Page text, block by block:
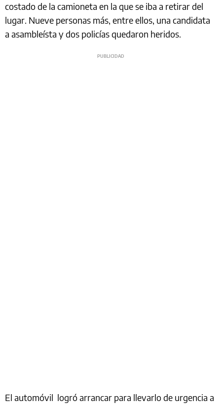
costado de la camioneta en la que se iba a retirar del
lugar. Nueve personas más, entre ellos, una candidata
a asambleísta y dos policías quedaron heridos.
El automóvil logró arrancar para llevarlo de urgencia a